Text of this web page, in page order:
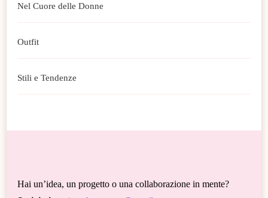
Nel Cuore delle Donne
Outfit
Stili e Tendenze
Hai un’idea, un progetto o una collaborazione in mente?